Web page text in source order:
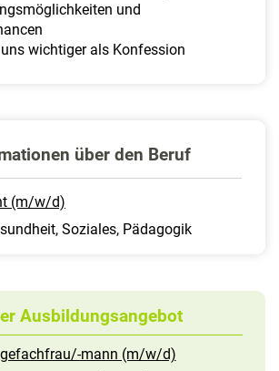
und
wichtiger als Konfession
über den Beruf
(m/w/d)
Soziales, Pädagogik
Ausbildungsangebot
mann (m/w/d)